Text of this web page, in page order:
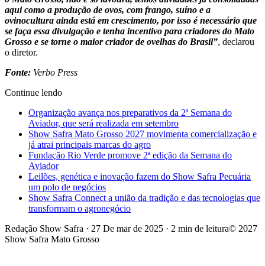
aqui como a produção de ovos, com frango, suíno e a
ovinocultura ainda está em crescimento, por isso é necessário que
se faça essa divulgação e tenha incentivo para criadores do Mato
Grosso e se torne o maior criador de ovelhas do Brasil”, declarou
o diretor.
Fonte: Verbo Press
Continue lendo
Organização avança nos preparativos da 2ª Semana do
Aviador, que será realizada em setembro
Show Safra Mato Grosso 2027 movimenta comercialização e
já atrai principais marcas do agro
Fundação Rio Verde promove 2ª edição da Semana do
Aviador
Leilões, genética e inovação fazem do Show Safra Pecuária
um polo de negócios
Show Safra Connect a união da tradição e das tecnologias que
transformam o agronegócio
Redação Show Safra · 27 De mar de 2025 · 2 min de leitura© 2027
Show Safra Mato Grosso